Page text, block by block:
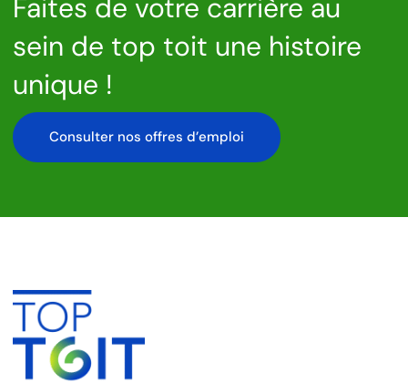
Faites de votre carrière au
sein de top toit une histoire
unique !
Consulter nos offres d’emploi